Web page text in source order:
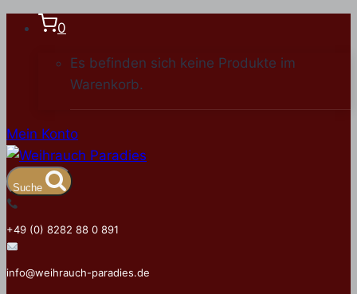
Zum
springen
0
Es befinden sich keine Produkte im
Warenkorb.
Mein Konto
Suche
+49 (0) 8282 88 0 891
info@weihrauch-paradies.de